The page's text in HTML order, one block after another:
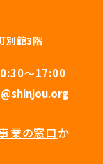
別館3階
〜17:00
業の窓口か